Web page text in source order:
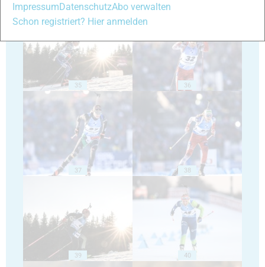
35 36
37 38
39 40
ImpressumDatenschutzAbo verwalten
Schon registriert? Hier anmelden